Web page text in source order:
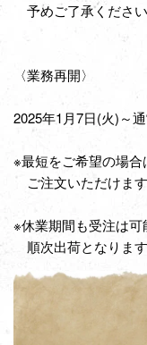
予めご了承ください
〈業務再開〉
2025年1月7日(火)～
※最短をご希望の場
ご注文いただけます
※休業期間も受注は可
順次出荷となります